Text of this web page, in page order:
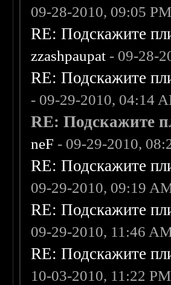
09-28-2010, 09:05 PM
RE: Подскажите
zzashpaupat - 09-28-
RE: Подскажите
- 09-29-2010, 04:14
RE: Подскажите
neF - 09-29-2010,
RE: Подскажите
09-29-2010, 09:19
RE: Подскажите
09-29-2010, 11:46
RE: Подскажите
10-03-2010, 11:22 PM